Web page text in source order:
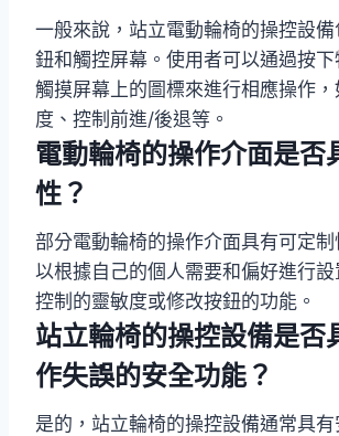
一般來說，站立電動輪椅的操控設
鈕和觸控屏幕。使用者可以通過按
觸摸屏幕上的圖標來進行相應操作
度、控制前進/後退等。
電動輪椅的操作介面是否
性？
部分電動輪椅的操作介面具有可定
以根據自己的個人需要和偏好進行
控制的靈敏度或修改按鈕的功能。
站立輪椅的操控設備是否
作失誤的安全功能？
是的，站立輪椅的操控設備通常具有